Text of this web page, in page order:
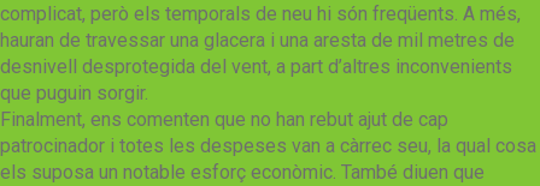
complicat, però els temporals de neu hi són freqüents. A més,
hauran de travessar una glacera i una aresta de mil metres de
desnivell desprotegida del vent, a part d’altres inconvenients
que puguin sorgir.
Finalment, ens comenten que no han rebut ajut de cap
patrocinador i totes les despeses van a càrrec seu, la qual cosa
els suposa un notable esforç econòmic. També diuen que